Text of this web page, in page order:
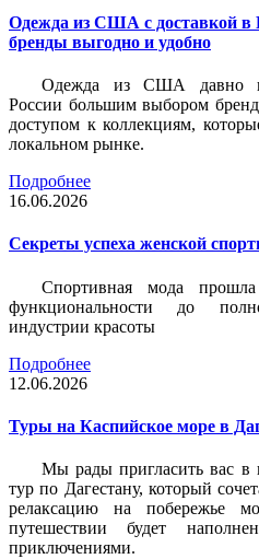
Одежда из США с доставкой в
бренды выгодно и удобно
Одежда из США давно
России большим выбором
доступом к коллекциям,
локальном рынке.
Подробнее
16.06.2026
Секреты успеха женской
Спортивная мода
функциональности до
индустрии красоты
Подробнее
12.06.2026
Туры на Каспийское море в
Мы рады пригласить вас в
тур по Дагестану, который
релаксацию на побережье
путешествии будет
приключениями.